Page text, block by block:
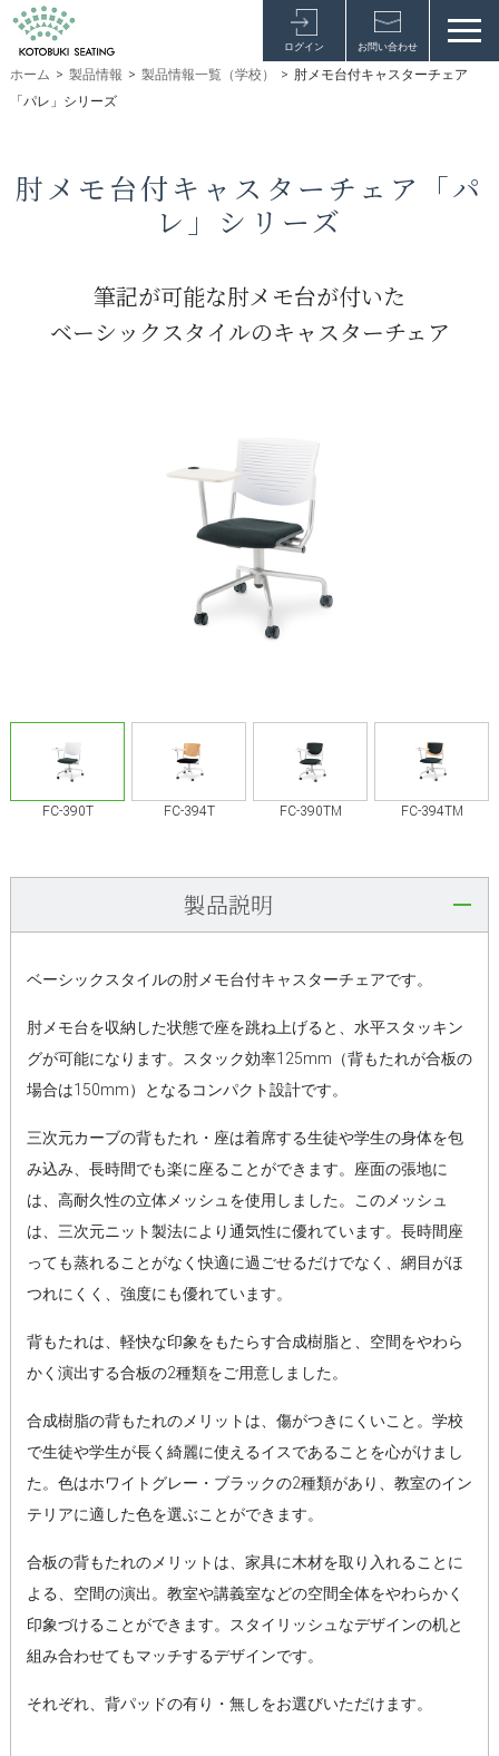
ログイン お問い合わせ
ホーム > 製品情報 > 製品情報一覧（学校） > 肘メモ台付キャスターチェア
「パレ」シリーズ
肘メモ台付キャスターチェア「パ
レ」シリーズ
筆記が可能な肘メモ台が付いた
ベーシックスタイルのキャスターチェア
FC-390T FC-394T FC-390TM FC-394TM
製品説明
ベーシックスタイルの肘メモ台付キャスターチェアです。
肘メモ台を収納した状態で座を跳ね上げると、水平スタッキン
グが可能になります。スタック効率125mm（背もたれが合板の
場合は150mm）となるコンパクト設計です。
三次元カーブの背もたれ・座は着席する生徒や学生の身体を包
み込み、長時間でも楽に座ることができます。座面の張地に
は、高耐久性の立体メッシュを使用しました。このメッシュ
は、三次元ニット製法により通気性に優れています。長時間座
っても蒸れることがなく快適に過ごせるだけでなく、網目がほ
つれにくく、強度にも優れています。
背もたれは、軽快な印象をもたらす合成樹脂と、空間をやわら
かく演出する合板の2種類をご用意しました。
合成樹脂の背もたれのメリットは、傷がつきにくいこと。学校
で生徒や学生が長く綺麗に使えるイスであることを心がけまし
た。色はホワイトグレー・ブラックの2種類があり、教室のイン
テリアに適した色を選ぶことができます。
合板の背もたれのメリットは、家具に木材を取り入れることに
よる、空間の演出。教室や講義室などの空間全体をやわらかく
印象づけることができます。スタイリッシュなデザインの机と
組み合わせてもマッチするデザインです。
それぞれ、背パッドの有り・無しをお選びいただけます。